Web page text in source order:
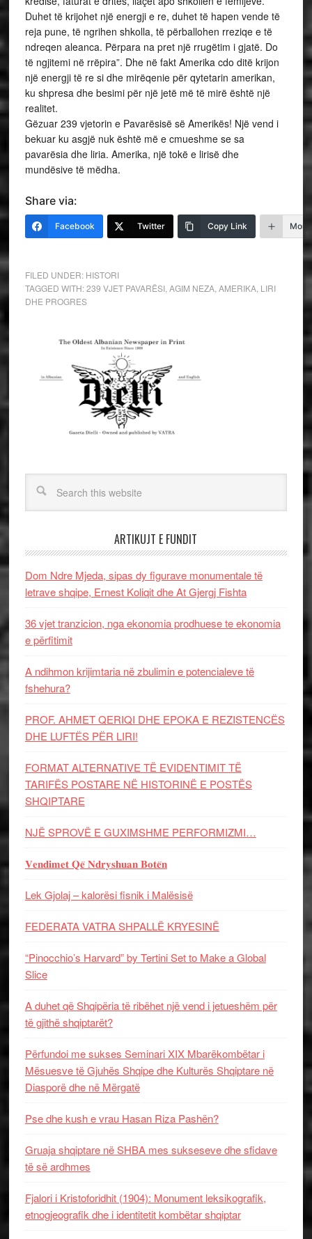
Duhet të krijohet një energji e re, duhet të hapen vende të
reja pune, të ngrihen shkolla, të përballohen rreziqe e të
ndreqen aleanca. Përpara na pret një rrugëtim i gjatë. Do
të ngjitemi në rrëpira”. Dhe në fakt Amerika cdo ditë krijon
një energji të re si dhe mirëqenie për qytetarin amerikan,
ku shpresa dhe besimi për një jetë më të mirë është një
realitet.
Gëzuar 239 vjetorin e Pavarësisë së Amerikës! Një vend i
bekuar ku asgjë nuk është më e cmueshme se sa
pavarësia dhe liria. Amerika, një tokë e lirisë dhe
mundësive të mëdha.
Share via:
Facebook Twitter Copy Link More
FILED UNDER: HISTORI
TAGGED WITH:239 VJET PAVARËSI, AGIM NEZA, AMERIKA, LIRI
DHE PROGRES
ARTIKUJT E FUNDIT
Dom Ndre Mjeda, sipas dy figurave monumentale të
letrave shqipe, Ernest Koliqit dhe At Gjergj Fishta
36 vjet tranzicion, nga ekonomia prodhuese te ekonomia
e përfitimit
A ndihmon krijimtaria në zbulimin e potencialeve të
fshehura?
PROF. AHMET QERIQI DHE EPOKA E REZISTENCЁS
DHE LUFTЁS PЁR LIRI!
FORMAT ALTERNATIVE TË EVIDENTIMIT TË
TARIFËS POSTARE NË HISTORINË E POSTËS
SHQIPTARE
NJË SPROVË E GUXIMSHME PERFORMIZMI…
𝐕𝐞𝐧𝐝𝐢𝐦𝐞𝐭 𝐐𝐞̈ 𝐍𝐝𝐫𝐲𝐬𝐡𝐮𝐚𝐧 𝐁𝐨𝐭𝐞̈𝐧
Lek Gjolaj – kalorësi fisnik i Malësisë
FEDERATA VATRA SHPALLË KRYESINË
“Pinocchio’s Harvard” by Tertini Set to Make a Global
Slice
A duhet që Shqipëria të ribëhet një vend i jetueshëm për
të gjithë shqiptarët?
Përfundoi me sukses Seminari XIX Mbarëkombëtar i
Mësuesve të Gjuhës Shqipe dhe Kulturës Shqiptare në
Diasporë dhe në Mërgatë
Pse dhe kush e vrau Hasan Riza Pashën?
Gruaja shqiptare në SHBA mes sukseseve dhe sfidave
të së ardhmes
Fjalori i Kristoforidhit (1904): Monument leksikografik,
etnogjeografik dhe i identitetit kombëtar shqiptar